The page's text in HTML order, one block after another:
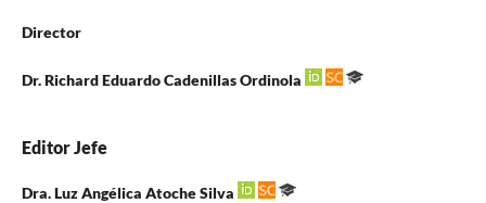
Director
Dr. Richard Eduardo Cadenillas Ordinola
EditorJefe
Dra. Luz Angélica Atoche Silva